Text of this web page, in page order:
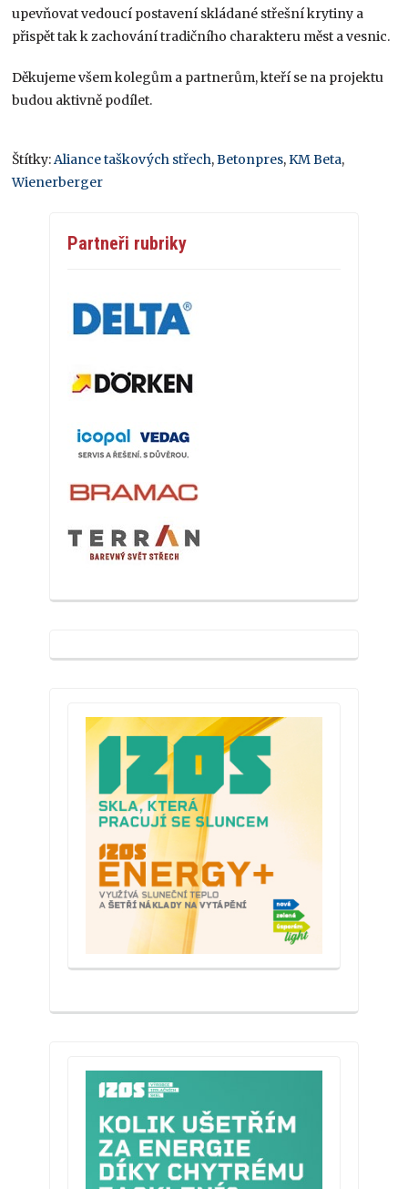
upevňovat vedoucí postavení skládané střešní krytiny a
přispět tak k zachování tradičního charakteru měst a vesnic.
Děkujeme všem kolegům a partnerům, kteří se na projektu
budou aktivně podílet.
Štítky:Aliance taškových střech,Betonpres,KM Beta,
Wienerberger
Partneři rubriky